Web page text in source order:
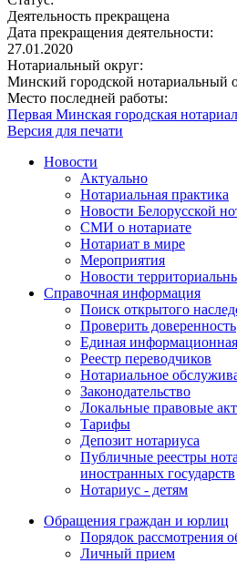
Деятельность прекращена
Дата прекращения деятельности:
27.01.2020
Нотариальный округ:
Минский городской нотариальный
Место последней работы:
Первая Минская городская
Версия для печати
Новости
Актуально
Нотариальная практика
Новости Белорусской
СМИ о нотариате
Нотариат в мире
Мероприятия
Новости
Справочная информация
Поиск открытого
Проверить доверенность
Единая
Реестр переводчиков
Нотариальное
Законодательство
Локальные правовые
Тарифы
Депозит нотариуса
Публичные реестры
иностранных государств
Нотариус - детям
Обращения граждан и юрлиц
Порядок рассмотрения
Личный прием